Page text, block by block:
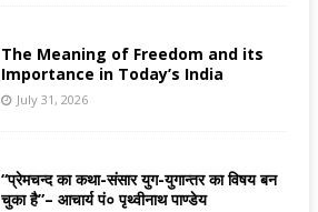
The Meaning of Freedom and its
Importance in Today’s India
July 31, 2026
“प्रेमचन्द का कथा-संसार युग-युगान्तर का विषय बन
चुका है”– आचार्य पं० पृथ्वीनाथ पाण्डेय